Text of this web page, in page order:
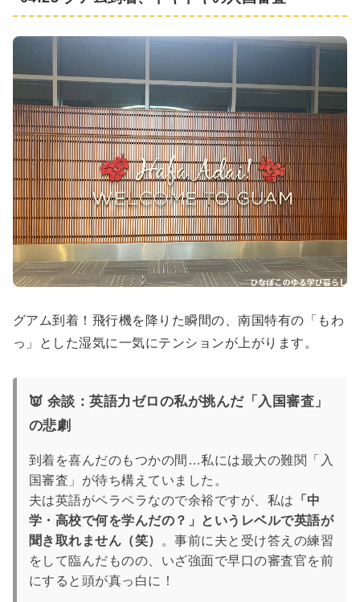
グアム到着！飛行機を降りた瞬間の、南国特有の「もわ
っ」とした湿気に一気にテンションが上がります。
👿 余談：英語力ゼロの私が挑んだ「入国審査」
の悲劇
到着を喜んだのもつかの間…私には最大の難関「入
国審査」が待ち構えていました。
夫は英語がペラペラなので余裕ですが、私は 「中
学・高校で何を学んだの？」というレベルで英語が
聞き取れません（笑）
。事前に夫と受け答えの練習
をして臨んだものの、いざ強面で早口の審査官を前
にすると頭が真っ白に！